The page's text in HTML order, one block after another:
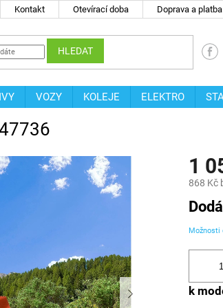
Kontakt Otevírací doba Doprava a platba
HLEDAT
VOZY KOLEJE ELEKTRO
1
868 Kč
Měrná
cena:
Možnosti
k